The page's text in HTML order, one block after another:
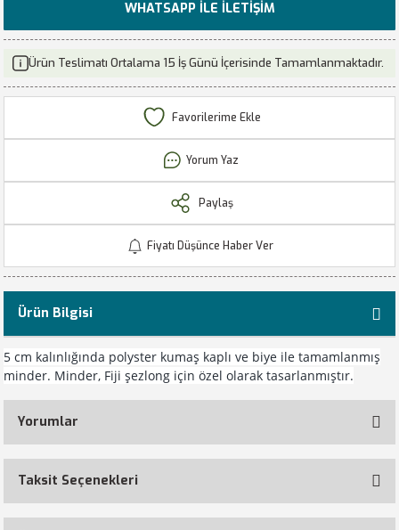
WHATSAPP İLE İLETIŞIM
Ürün Teslimatı Ortalama 15 İş Günü İçerisinde Tamamlanmaktadır.
Yorum Yaz
Paylaş
Fiyatı Düşünce Haber Ver
Ürün Bilgisi
5 cm kalınlığında polyster kumaş kaplı ve biye ile tamamlanmış
minder. Minder, Fiji şezlong için özel olarak tasarlanmıştır.
Yorumlar
Taksit Seçenekleri